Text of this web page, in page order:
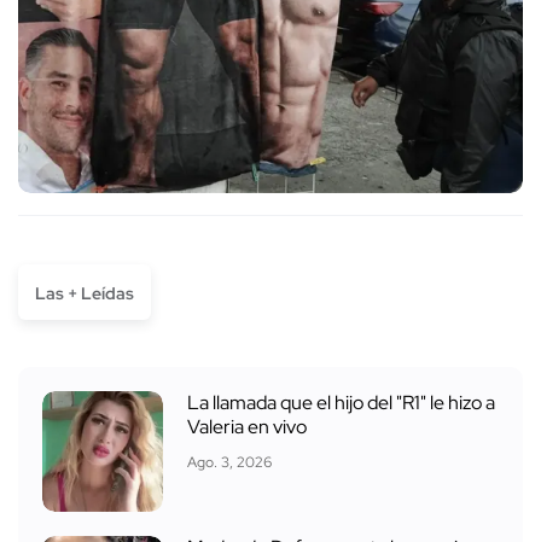
Las + Leídas
La llamada que el hijo del "R1" le hizo a
Valeria en vivo
Ago. 3, 2026